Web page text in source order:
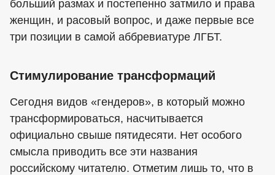
больший размах и постепенно затмило и права
женщин, и расовый вопрос, и даже первые все
три позиции в самой аббревиатуре ЛГБТ.
Стимулирование трансформаций
Сегодня видов «гендеров», в который можно
трансформироваться, насчитывается
официально свыше пятидесяти. Нет особого
смысла приводить все эти названия
российскому читателю. Отметим лишь то, что в